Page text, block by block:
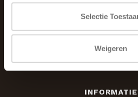
Selectie
Weigeren
INFORMATIE